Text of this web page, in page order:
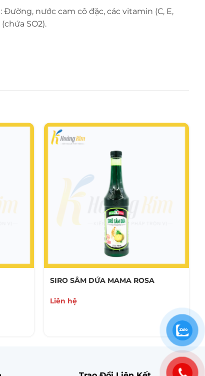
nước cam cô đặc, các vitamin (C, E,
SO2).
SIRO SÂM DỨA MAMA ROSA
Liên hệ